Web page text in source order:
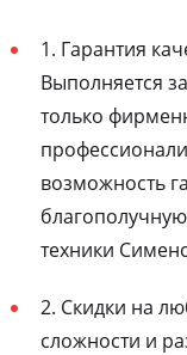
1. Гарантия
Выполняется
только
возможность
техники
2. Скидки на
сложности и